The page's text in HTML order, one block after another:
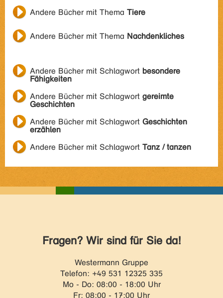
Andere Bücher mit Thema Tiere
Andere Bücher mit Thema Nachdenkliches
Andere Bücher mit Schlagwort besondere
Fähigkeiten
Andere Bücher mit Schlagwort gereimte
Geschichten
Andere Bücher mit Schlagwort Geschichten
erzählen
Andere Bücher mit Schlagwort Tanz / tanzen